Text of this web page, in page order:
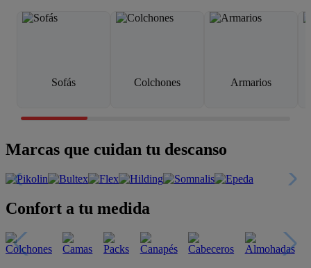
Sofás Colchones Armarios
Marcas que cuidan tu descanso
Confort a tu medida